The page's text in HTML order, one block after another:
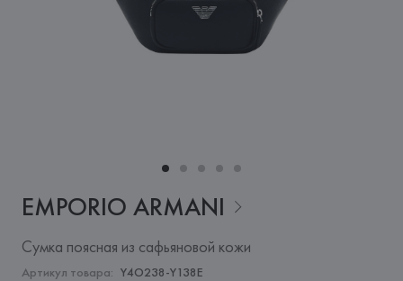
EMPORIO ARMANI
Сумка поясная из сафьяновой кожи
Артикул товара: Y4O238-Y138E